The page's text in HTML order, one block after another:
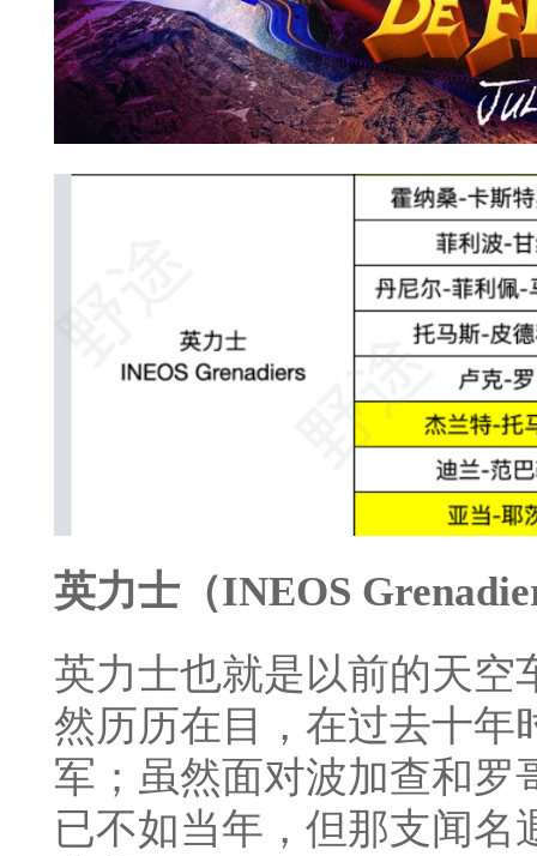
英力士（INEOS
英力士也就是以前的天空
然历历在目，在过去十年
军；虽然面对波加查和罗
已不如当年，但那支闻